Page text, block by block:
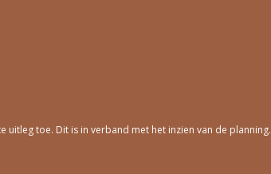
uitleg toe. Dit is in verband met het inzien van de planning.